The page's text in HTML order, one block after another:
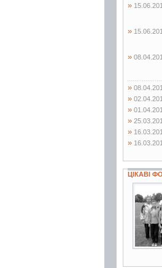
»
»
»
»
»
»
»
»
»
ЦІКАВІ
2